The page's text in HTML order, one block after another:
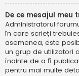
De ce mesajul meu
Administratorul
în care scrieţi
asemenea, este
un grup de utilizatori
înainte de a fi
pentru mai multe